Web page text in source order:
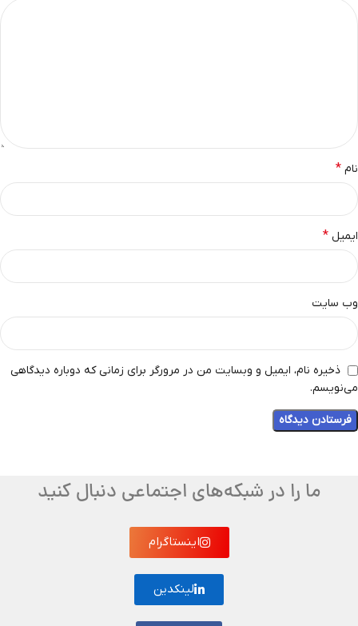
نام *
ایمیل *
وب‌ سایت
ذخیره نام، ایمیل و وبسایت من در مرورگر برای زمانی که دوباره دیدگاهی
می‌نویسم.
ما را در شبکه‌های اجتماعی دنبال کنید
اینستاگرام
لینکدین